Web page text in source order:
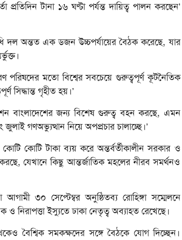
প্রতিদিন টানা ১৬ ঘণ্টা পর্যন্ত দায়িত্ব পালন করছেন’
দল অন্তত এক ডজন উচ্চপর্যায়ের বৈঠক করেছে, যার
পরিষদের মতো বিশ্বের সবচেয়ে গুরুত্বপূর্ণ কূটনৈতিক
সিদ্ধান্ত গৃহীত হয়।’
বাংলাদেশের জন্য বিশেষ গুরুত্ব বহন করছে, এমন
গণঅভ্যুত্থান নিয়ে অপপ্রচার চালাচ্ছে।’
কোটি টাকা ব্যয় করে অন্তর্বর্তীকালীন সরকার ও
যেখানে কিছু আন্তর্জাতিক মহলের নীরব সমর্থনও
৩০ সেপ্টেম্বর অনুষ্ঠিতব্য রোহিঙ্গা সম্মেলনে
ও নিরাপত্তা ইস্যুতে ঢাকা নেতৃত্ব অব্যাহত রেখেছে।
বৈশ্বিক সমকক্ষদের সঙ্গে বৈঠকে যোগ দিচ্ছেন।